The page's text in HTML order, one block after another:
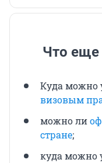
Что еще
Куда можно
визовым
можно ли
стране;
куда можно